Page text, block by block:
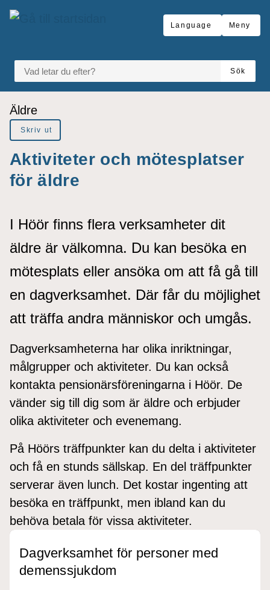
Gå till innehåll
till sidomeny
Language Meny
VAD LETAR DU EFTER?
Sök
Du är här:
Äldre
Skriv ut
Aktiviteter och mötesplatser
för äldre
I Höör finns flera verksamheter dit
äldre är välkomna. Du kan besöka en
mötesplats eller ansöka om att få gå till
en dagverksamhet. Där får du möjlighet
att träffa andra människor och umgås.
Dagverksamheterna har olika inriktningar,
målgrupper och aktiviteter. Du kan också
kontakta pensionärsföreningarna i Höör. De
vänder sig till dig som är äldre och erbjuder
olika aktiviteter och evenemang.
På Höörs träffpunkter kan du delta i aktiviteter
och få en stunds sällskap. En del träffpunkter
serverar även lunch. Det kostar ingenting att
besöka en träffpunkt, men ibland kan du
behöva betala för vissa aktiviteter.
Dagverksamhet för personer med
demenssjukdom